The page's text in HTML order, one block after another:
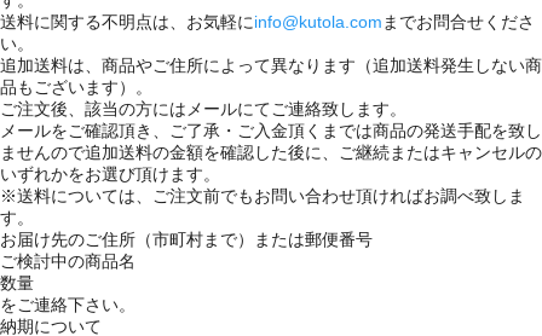
送料に関する不明点は、お気軽にinfo@kutola.com までお問合せくださ
い。
追加送料は、商品やご住所によって異なります（追加送料発生しない商
品もございます）。
ご注文後、該当の方にはメールにてご連絡致します。
メールをご確認頂き、ご了承・ご入金頂くまでは商品の発送手配を致し
ませんので追加送料の金額を確認した後に、ご継続またはキャンセルの
いずれかをお選び頂けます。
※送料については、ご注文前でもお問い合わせ頂ければお調べ致しま
す。
お届け先のご住所（市町村まで）または郵便番号
ご検討中の商品名
数量
をご連絡下さい。
納期について